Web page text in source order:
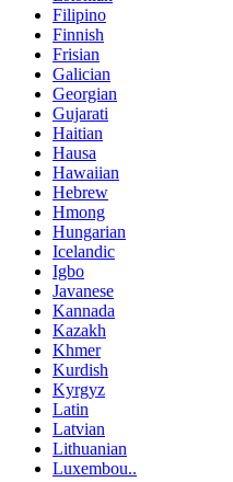
Filipino
Finnish
Frisian
Galician
Georgian
Gujarati
Haitian
Hausa
Hawaiian
Hebrew
Hmong
Hungarian
Icelandic
Igbo
Javanese
Kannada
Kazakh
Khmer
Kurdish
Kyrgyz
Latin
Latvian
Lithuanian
Luxembou..